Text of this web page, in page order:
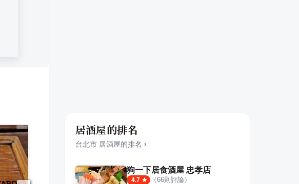
居酒屋的排名
台北市 居酒屋的排名 ›
狗一下居食酒屋 忠孝店
4.7 （66則評論）